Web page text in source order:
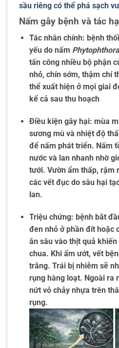
sầu riêng có thể phá sạch
Nấm gây bệnh và tác
Tác nhân chính: bệnh
yếu do nấm
tấn công nhiều bộ phận
nhỏ, chín sớm, thậm chí
thể xuất hiện ở mọi giai
kể cả sau thu hoạch
Điều kiện gây hại: mùa
sương mù và nhiệt độ
để nấm phát triển. Nấm
nước và lan nhanh nhờ
tưới. Vườn ẩm thấp, rậm
các vết đục do sâu hại
lan.
Triệu chứng: bệnh bắt
đen nhỏ ở phần đít hoặc
ăn sâu vào thịt quả
chua. Khi ẩm ướt, vết
trắng. Trái bị nhiễm sẽ
rụng hàng loạt. Ngoài ra
nứt vỏ chảy nhựa trên
rụng.